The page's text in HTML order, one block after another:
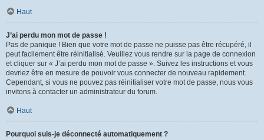
Haut
J’ai perdu mon mot de passe !
Pas de panique ! Bien que votre mot de passe ne puisse pas être récupéré, il
peut facilement être réinitialisé. Veuillez vous rendre sur la page de connexion
et cliquer sur « J’ai perdu mon mot de passe ». Suivez les instructions et vous
devriez être en mesure de pouvoir vous connecter de nouveau rapidement.
Cependant, si vous ne pouvez pas réinitialiser votre mot de passe, nous vous
invitons à contacter un administrateur du forum.
Haut
Pourquoi suis-je déconnecté automatiquement ?